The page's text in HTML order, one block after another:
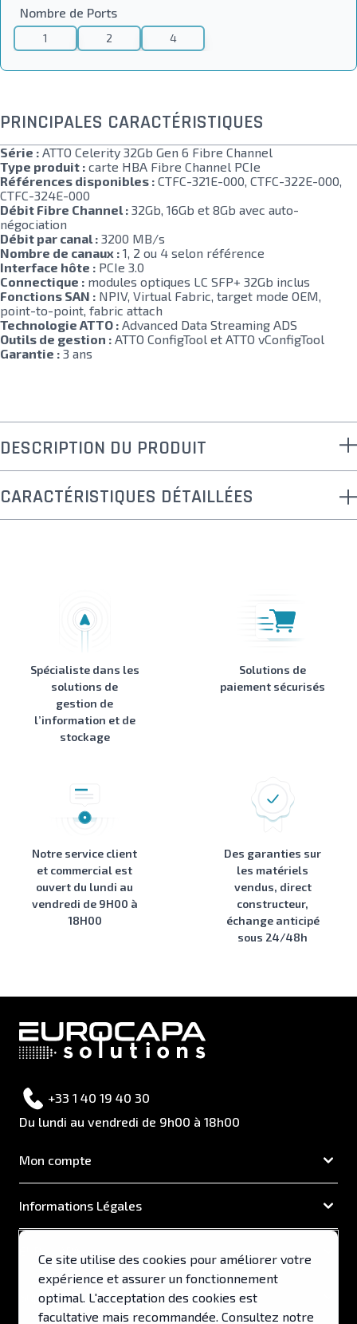
Nombre de Ports
1 2 4
PRINCIPALES CARACTÉRISTIQUES
Série : ATTO Celerity 32Gb Gen 6 Fibre Channel
Type produit : carte HBA Fibre Channel PCIe
Références disponibles : CTFC-321E-000, CTFC-322E-000,
CTFC-324E-000
Débit Fibre Channel : 32Gb, 16Gb et 8Gb avec auto-
négociation
Débit par canal : 3200 MB/s
Nombre de canaux : 1, 2 ou 4 selon référence
Interface hôte : PCIe 3.0
Connectique : modules optiques LC SFP+ 32Gb inclus
Fonctions SAN : NPIV, Virtual Fabric, target mode OEM,
point-to-point, fabric attach
Technologie ATTO : Advanced Data Streaming ADS
Outils de gestion : ATTO ConfigTool et ATTO vConfigTool
Garantie : 3 ans
DESCRIPTION DU PRODUIT
CARACTÉRISTIQUES DÉTAILLÉES
Spécialiste dans les
solutions de
gestion de
l’information et de
stockage
Solutions de
paiement sécurisés
Notre service client
et commercial est
ouvert du lundi au
vendredi de 9H00 à
18H00
Des garanties sur
les matériels
vendus, direct
constructeur,
échange anticipé
sous 24/48h
+33 1 40 19 40 30
Du lundi au vendredi de 9h00 à 18h00
Mon compte
Informations Légales
Support & Services
Ce site utilise des cookies pour améliorer votre
expérience et assurer un fonctionnement
optimal. L'acceptation des cookies est
facultative mais recommandée. Consultez notre